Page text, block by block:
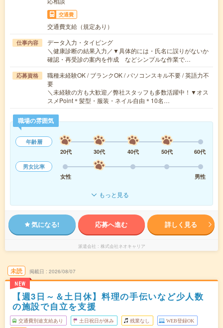
交通費
交通費支給（規定あり）
仕事内容
データ入力・タイピング
＼健康診断の結果入力／▼具体的には・氏名に誤りがないか
確認・再受診の案内を作成 などシンプルな作業で…
応募資格
職種未経験OK / ブランクOK / パソコンスキル不要 / 英語力不
要
＼未経験の方も大歓迎／弊社スタッフも多数活躍中！▼オス
スメPoint＊髪型・服装・ネイル自由＊10名…
職場の雰囲気
年齢層
20代
30代 40代 50代
60代
男女比率
女性
男性
もっと見る
気になる! 応募へ進む 詳しく見る
派遣会社 株式会社ネオキャリア
未読
NEW
掲載日 2026/08/07
【週3日～＆土日休】料理の手伝いなど少人数
の施設で自立を支援
交通費別途支給あり 土日祝日が休み 残業なし WEB登録OK